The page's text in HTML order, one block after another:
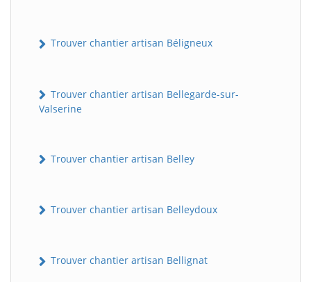
Trouver chantier artisan Béligneux
Trouver chantier artisan Bellegarde-sur-
Valserine
Trouver chantier artisan Belley
Trouver chantier artisan Belleydoux
Trouver chantier artisan Bellignat